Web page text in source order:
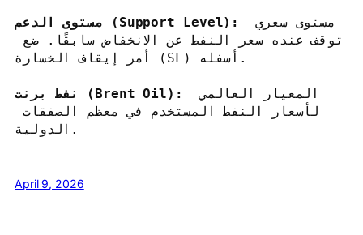
مستوى الدعم (Support Level):
أمر إيقاف الخسارة (SL) أسفله.
نفط برنت (Brent Oil):
المعيار العالمي
الدولية.
April 9, 2026